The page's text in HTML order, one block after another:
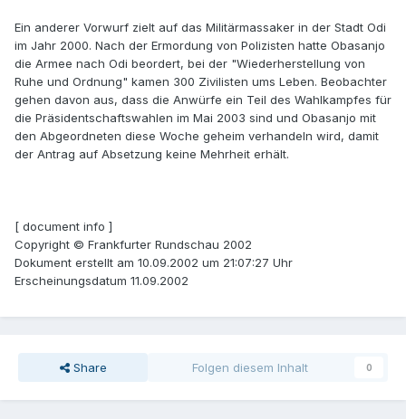
Ein anderer Vorwurf zielt auf das Militärmassaker in der Stadt Odi
im Jahr 2000. Nach der Ermordung von Polizisten hatte Obasanjo
die Armee nach Odi beordert, bei der "Wiederherstellung von
Ruhe und Ordnung" kamen 300 Zivilisten ums Leben. Beobachter
gehen davon aus, dass die Anwürfe ein Teil des Wahlkampfes für
die Präsidentschaftswahlen im Mai 2003 sind und Obasanjo mit
den Abgeordneten diese Woche geheim verhandeln wird, damit
der Antrag auf Absetzung keine Mehrheit erhält.
[ document info ]
Copyright © Frankfurter Rundschau 2002
Dokument erstellt am 10.09.2002 um 21:07:27 Uhr
Erscheinungsdatum 11.09.2002
Share Folgen diesem Inhalt 0